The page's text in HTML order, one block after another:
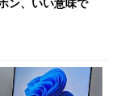
ン、いい意味で